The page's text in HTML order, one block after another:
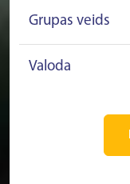
Grupas veids
Valoda